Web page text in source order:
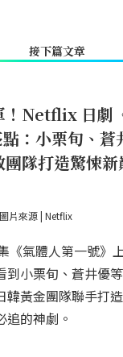
接下篇文章
！Netflix 日劇
：小栗旬、蒼
隊打造驚悚新
片來源 | Netflix
《氣體人第一號》
到小栗旬、蒼井優
韓黃金團隊聯手打
追的神劇。